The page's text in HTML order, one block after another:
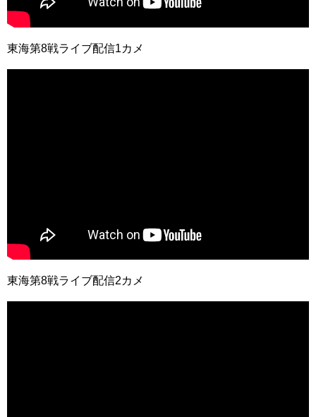
東海第8戦ライブ配信1カメ
東海第8戦ライブ配信2カメ